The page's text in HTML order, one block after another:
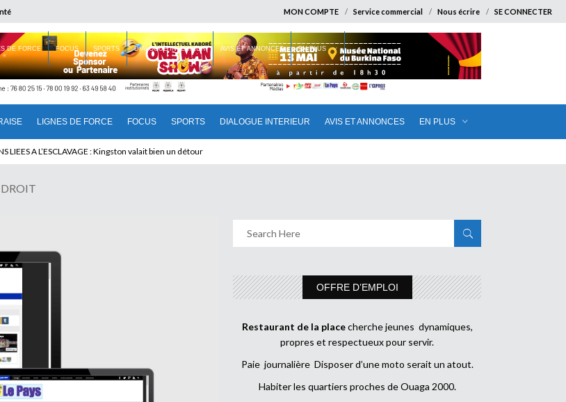
MON COMPTE Service commercial Nous écrire SE CONNECTER
LIGNES DE FORCE FOCUS SPORTS DIALOGUE INTERIEUR AVIS ET ANNONCES EN PLUS
DE FORCE FOCUS SPORTS DIALOGUE INTERIEUR AVIS ET ANNONCES EN PLUS
: Quand Patrice quitte le pouvoir sans partir !
OFFRE D’EMPLOI
Restaurant de la placecherche jeunes dynamiques,
propres et respectueux pour servir.
Paie journalière Disposer d’une moto serait un atout.
Habiter les quartiers proches de Ouaga 2000.